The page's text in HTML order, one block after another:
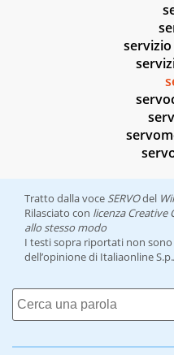
Tratto dalla voce SERVOdel
Rilasciato con licenza
allo stesso modo
I testi sopra riportati non
dell’opinione di Italiaonline